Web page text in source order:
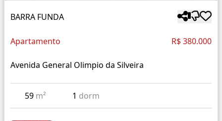
BARRA FUNDA
Apartamento R$ 380.000
Avenida General Olimpio da Silveira
59 m² 1 dorm